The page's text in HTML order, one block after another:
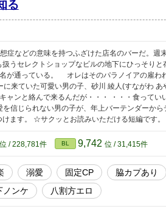
る
などの意味を持つふざけた店名のバーだ。週
うセレクトショップなビルの地下にひっそりと
が通っている。 オレはそのパラノイアの雇わ
来ていた可愛い男の子、砂川 綾人(すながわ
ャンと絡んで来るんだが・・・ ・・・食ってい
じられない男の子が、年上バーテンダーから
ます。 ☆サクッとお読みいただける短編です。
位 / 228,781件 BL 9,742 位 / 31,415件
溺愛 固定CP
脇カプあり
ノンケ
八割方エロ